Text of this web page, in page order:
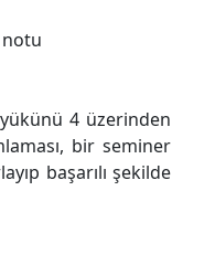
notu
4 üzerinden
bir seminer
başarılı şekilde